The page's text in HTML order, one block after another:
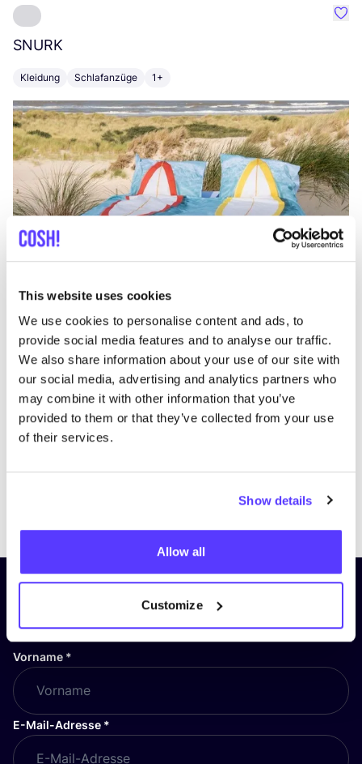
This website uses cookies
We use cookies to personalise content and ads, to
provide social media features and to analyse our traffic.
We also share information about your use of our site with
our social media, advertising and analytics partners who
may combine it with other information that you’ve
provided to them or that they’ve collected from your use
of their services.
Show details
Allow all
Customize
SNURK
Kleidung Schlafanzüge 1+
PreviousNext
Abonniere unseren Newsletter
und bleibe auf dem Laufenden!
Vorname *
E-Mail-Adresse *